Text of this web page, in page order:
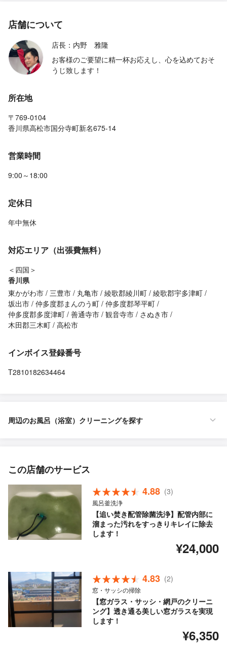
店舗について
店長：内野 雅隆
お客様のご要望に精一杯お応えし、心を込めておそ
うじ致します！
所在地
〒769-0104
香川県高松市国分寺町新名675-14
営業時間
9:00～18:00
定休日
年中無休
対応エリア（出張費無料）
＜四国＞
香川県
東かがわ市 三豊市 丸亀市 綾歌郡綾川町 綾歌郡宇多津町
坂出市 仲多度郡まんのう町 仲多度郡琴平町
仲多度郡多度津町 善通寺市 観音寺市
さぬき市
木田郡三木町 高松市
インボイス登録番号
T2810182634464
周辺のお風呂（浴室）クリーニングを探す
この店舗のサービス
4.88 (3)
風呂釜洗浄
【追い焚き配管除菌洗浄】配管内部に
溜まった汚れをすっきりキレイに除去
します！
¥24,000
4.83 (2)
窓・サッシの掃除
【窓ガラス・サッシ・網戸のクリーニ
ング】透き通る美しい窓ガラスを実現
します！
¥6,350